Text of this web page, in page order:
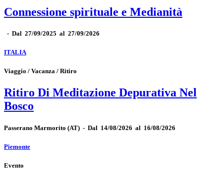
Connessione spirituale e Medianità
- Dal 27/09/2025 al 27/09/2026
ITALIA
Viaggio / Vacanza / Ritiro
Ritiro Di Meditazione Depurativa Nel
Bosco
Passerano Marmorito (AT) - Dal 14/08/2026 al 16/08/2026
Piemonte
Evento